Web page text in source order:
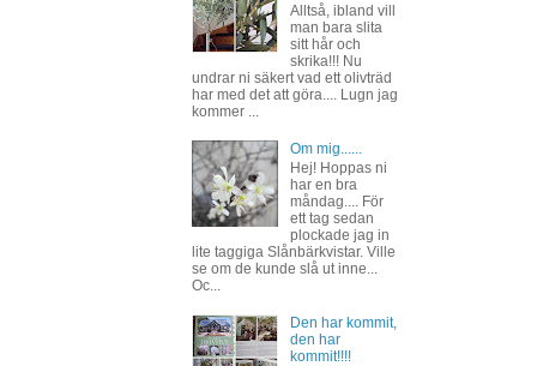
Alltså, ibland vill
man bara slita
sitt hår och
skrika!!! Nu
undrar ni säkert vad ett olivträd
har med det att göra.... Lugn jag
kommer ...
Om mig......
Hej! Hoppas ni
har en bra
måndag.... För
ett tag sedan
plockade jag in
lite taggiga Slånbärkvistar. Ville
se om de kunde slå ut inne...
Oc...
Den har kommit,
den har
kommit!!!!